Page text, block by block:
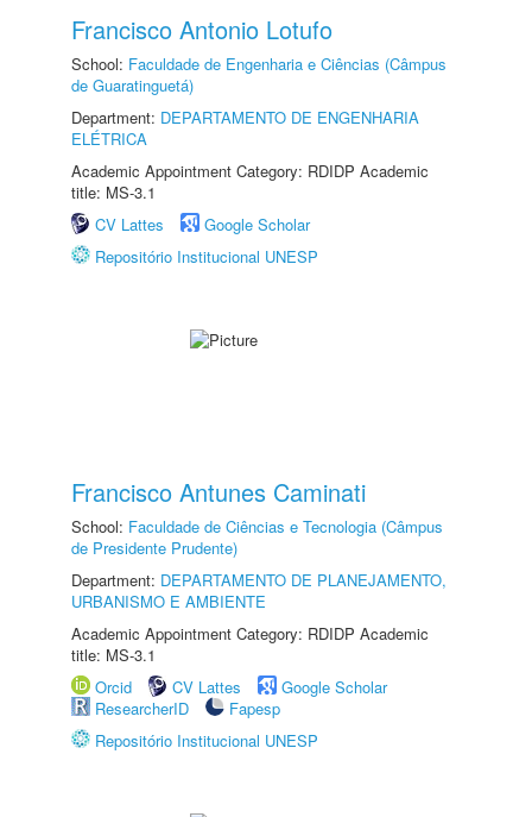
Francisco Antonio Lotufo
School: Faculdade de Engenharia e Ciências (Câmpus
de Guaratinguetá)
Department: DEPARTAMENTO DE ENGENHARIA
ELÉTRICA
Academic Appointment Category: RDIDP Academic
title: MS-3.1
CV Lattes
Google Scholar
Repositório Institucional UNESP
Francisco Antunes Caminati
School: Faculdade de Ciências e Tecnologia (Câmpus
de Presidente Prudente)
Department: DEPARTAMENTO DE PLANEJAMENTO,
URBANISMO E AMBIENTE
Academic Appointment Category: RDIDP Academic
title: MS-3.1
Orcid
CV Lattes
Google Scholar
ResearcherID
Fapesp
Repositório Institucional UNESP